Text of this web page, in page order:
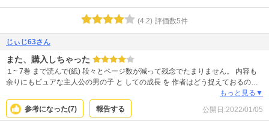
(4.2) 評価数5件
じぃじ63さん
また、購入しちゃった
１~ 7巻 まで読んで(紙) 段々とページ数が減って残念でたまりません。 内容も
余りにもピュアな主人公の男の子 と しての成長 を 作者はどう捉えておるのか
う、不思議な作品 です。
もっと見る▼
参考になった(7) 報告する 公開日:2022/01/05